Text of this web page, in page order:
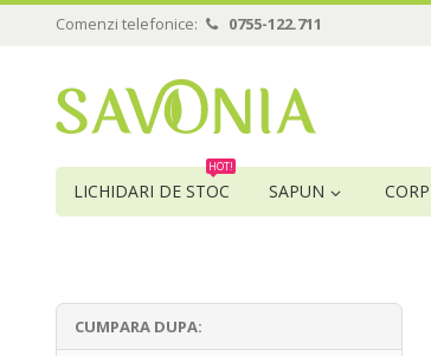
Comenzi telefonice: 0755-122.711
LICHIDARI DE STOC
HOT!
SAPUN CORP
CUMPARA DUPA: